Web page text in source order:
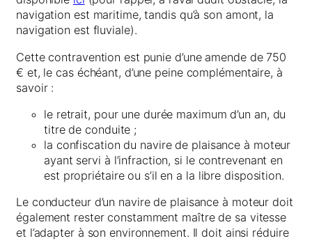
navigation est maritime, tandis qu’à son amont, la
navigation est fluviale).
Cette contravention est punie d’une amende de 750
€ et, le cas échéant, d’une peine complémentaire, à
savoir :
le retrait, pour une durée maximum d’un an, du
titre de conduite ;
la confiscation du navire de plaisance à moteur
ayant servi à l’infraction, si le contrevenant en
est propriétaire ou s’il en a la libre disposition.
Le conducteur d’un navire de plaisance à moteur doit
également rester constamment maître de sa vitesse
et l’adapter à son environnement. Il doit ainsi réduire